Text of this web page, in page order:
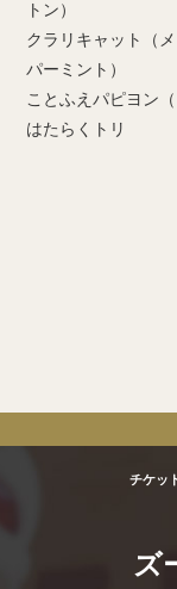
トン）
クラリキャット（
パーミント）
ことふえパピヨン
はたらくトリ
チケッ
ズ